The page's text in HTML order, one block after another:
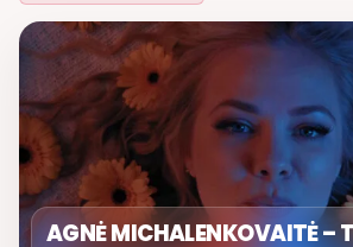
AGNĖ MICHALENKOVAITĖ –